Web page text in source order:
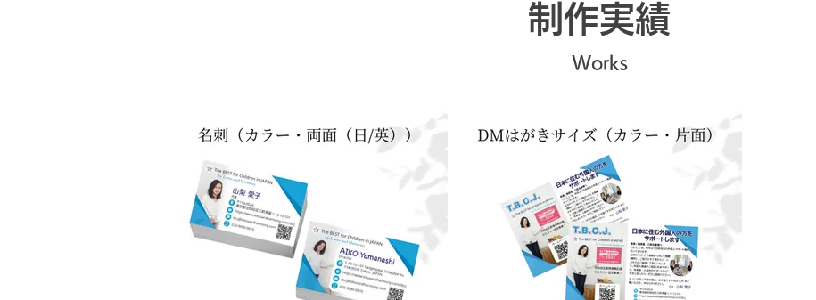
​制作実績
Works